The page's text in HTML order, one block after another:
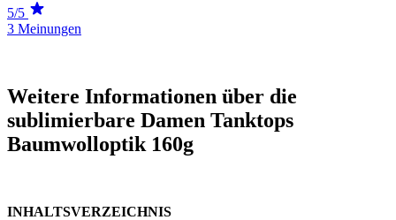
5/5
3 Meinungen
Weitere Informationen über die
sublimierbare Damen Tanktops
Baumwolloptik 160g
INHALTSVERZEICHNIS